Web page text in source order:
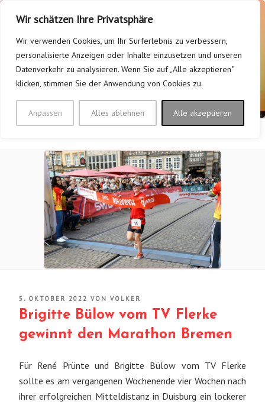
Wir schätzen Ihre Privatsphäre
Wir verwenden Cookies, um Ihr Surferlebnis zu verbessern,
personalisierte Anzeigen oder Inhalte einzusetzen und unseren
Datenverkehr zu analysieren. Wenn Sie auf „Alle akzeptieren"
klicken, stimmen Sie der Anwendung von Cookies zu.
Anpassen Alles ablehnen Alle akzeptieren
Inhalt
springen
TV FLERKE/WELVER 1928
E.V.
Mein Verein – Bei uns bewegt sich was!
VERÖFFENTLICHT
AM
5. OKTOBER 2022 VON VOLKER
Brigitte Bülow vom TV Flerke
gewinnt den Marathon Bremen
Für René Prünte und Brigitte Bülow vom TV Flerke
sollte es am vergangenen Wochenende vier Wochen nach
ihrer erfolgreichen Mitteldistanz in Duisburg ein lockerer